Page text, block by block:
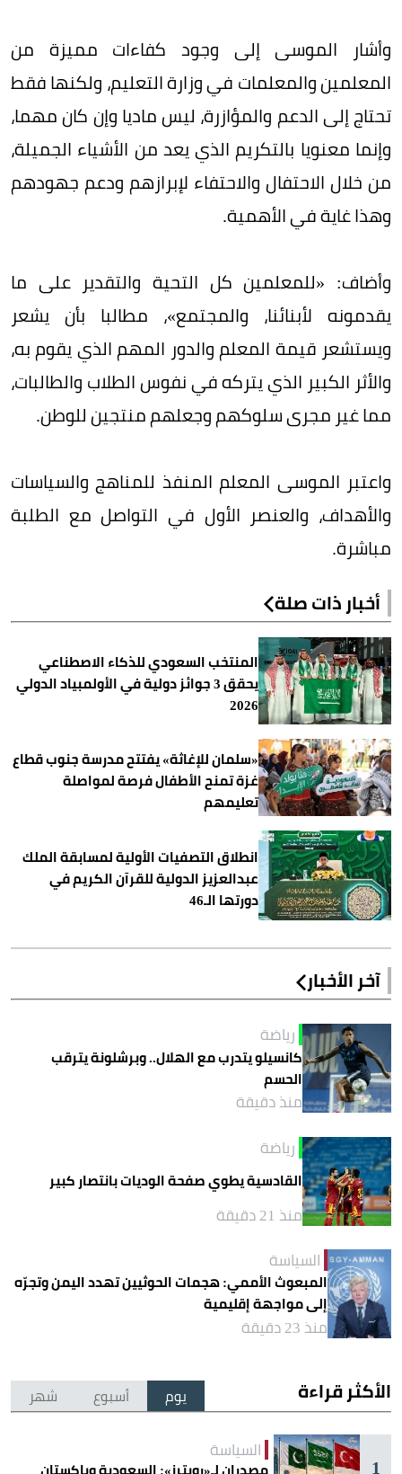
وأشار الموسى إلى وجود كفاءات مميزة من
المعلمين والمعلمات في وزارة التعليم، ولكنها فقط
تحتاج إلى الدعم والمؤازرة، ليس ماديا وإن كان مهما،
وإنما معنويا بالتكريم الذي يعد من الأشياء الجميلة،
من خلال الاحتفال والاحتفاء لإبرازهم ودعم جهودهم
وهذا غاية في الأهمية.
وأضاف: «للمعلمين كل التحية والتقدير على ما
يقدمونه لأبنائنا، والمجتمع»، مطالبا بأن يشعر
ويستشعر قيمة المعلم والدور المهم الذي يقوم به،
والأثر الكبير الذي يتركه في نفوس الطلاب والطالبات،
مما غير مجرى سلوكهم وجعلهم منتجين للوطن.
واعتبر الموسى المعلم المنفذ للمناهج والسياسات
والأهداف، والعنصر الأول في التواصل مع الطلبة
مباشرة.
أخبار ذات صلة
المنتخب السعودي للذكاء الاصطناعي
يحقق 3 جوائز دولية في الأولمبياد الدولي
2026
«سلمان للإغاثة» يفتتح مدرسة جنوب قطاع
غزة تمنح الأطفال فرصة لمواصلة
تعليمهم
انطلاق التصفيات الأولية لمسابقة الملك
عبدالعزيز الدولية للقرآن الكريم في
دورتها الـ46
آخر الأخبار
رياضة
كانسيلو يتدرب مع الهلال.. وبرشلونة يترقب
الحسم
منذ دقيقة
رياضة
القادسية يطوي صفحة الوديات بانتصار كبير
منذ 21 دقيقة
السياسة
المبعوث الأممي: هجمات الحوثيين تهدد اليمن وتجرّه
إلى مواجهة إقليمية
منذ 23 دقيقة
الأكثر قراءة يوم أسبوع شهر
1
السياسة